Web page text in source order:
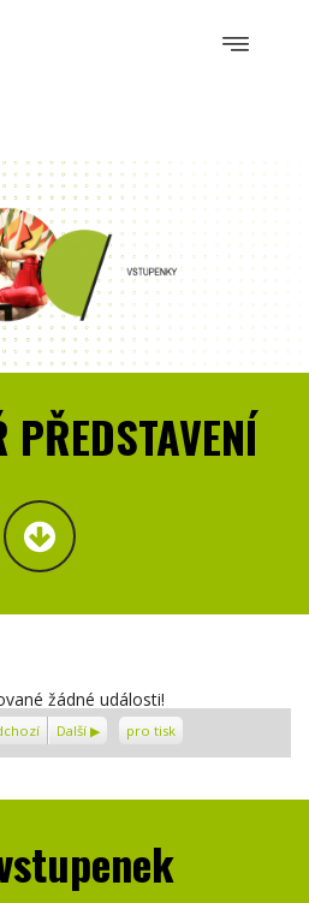
PŘEDSTAVENÍ
žádné události!
Další Zobrazení
pro tisk